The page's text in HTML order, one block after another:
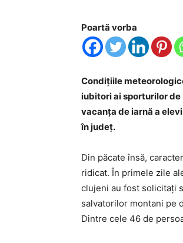
Poartă vorba
Condițiile
iubitori ai sporturilor de
vacanța de iarnă a
în județ.
Din păcate însă,
ridicat. În primele zile
clujeni au fost solicitați
salvatorilor montani pe
Dintre cele 46 de